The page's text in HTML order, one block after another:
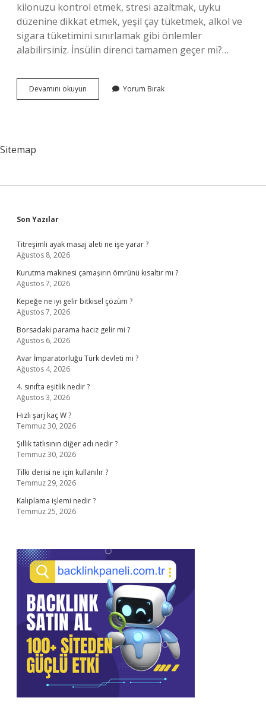
kilonuzu kontrol etmek, stresi azaltmak, uyku
düzenine dikkat etmek, yeşil çay tüketmek, alkol ve
sigara tüketimini sınırlamak gibi önlemler
alabilirsiniz. İnsülin direnci tamamen geçer mi?…
Devamını okuyun
Direnci
Yorum Bırak
Sitemap
Sidebar
Son Yazılar
Titreşimli ayak masaj aleti ne işe yarar ?
Ağustos 8, 2026
Kurutma makinesi çamaşırın ömrünü kısaltır mı ?
Ağustos 7, 2026
Kepeğe ne iyi gelir bitkisel çözüm ?
Ağustos 7, 2026
Borsadaki parama haciz gelir mi ?
Ağustos 6, 2026
Avar İmparatorluğu Türk devleti mi ?
Ağustos 4, 2026
4. sınıfta eşitlik nedir ?
Ağustos 3, 2026
Hızlı şarj kaç W ?
Temmuz 30, 2026
Şıllık tatlısının diğer adı nedir ?
Temmuz 30, 2026
Tilki derisi ne için kullanılır ?
Temmuz 29, 2026
Kalıplama işlemi nedir ?
Temmuz 25, 2026